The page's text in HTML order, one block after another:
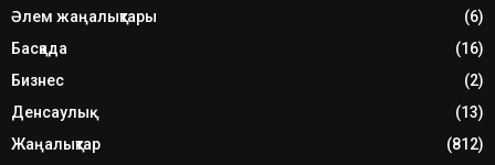
Әлем жаңалықтары
(6)
Басқада
(16)
Бизнес
(2)
Денсаулық
(13)
Жаңалықтар
(812)